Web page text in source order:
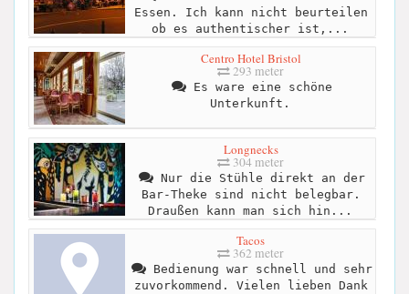
Essen. Ich kann nicht beurteilen
ob es authentischer ist,...
Centro Hotel Bristol
293 meter
Es ware eine schöne
Unterkunft.
Longnecks
304 meter
Nur die Stühle direkt an der
Bar-Theke sind nicht belegbar.
Draußen kann man sich hin...
Tacos
362 meter
Bedienung war schnell und sehr
zuvorkommend. Vielen lieben Dank